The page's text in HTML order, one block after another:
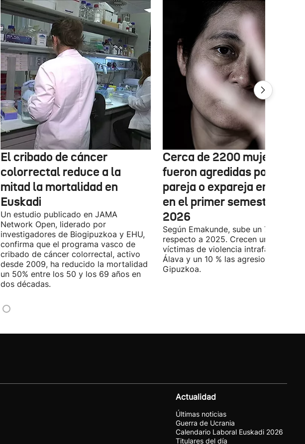
El cribado de cáncer
colorrectal reduce a la
mitad la mortalidad en
Euskadi
Un estudio publicado en JAMA
Network Open, liderado por
investigadores de Biogipuzkoa y EHU,
confirma que el programa vasco de
cribado de cáncer colorrectal, activo
desde 2009, ha reducido la mortalidad
un 50% entre los 50 y los 69 años en
dos décadas.
Cerca de 2200 mujeres
fueron agredidas por su
pareja o expareja en
en el primer semestre de
2026
Según Emakunde, sube un 7 %
respecto a 2025. Crecen un 20 % las
víctimas de violencia intrafamiliar en
Álava y un 10 % las agresiones en
Gipuzkoa.
Actualidad
Últimas noticias
Guerra de Ucrania
Calendario Laboral Euskadi 2026
Titulares del día